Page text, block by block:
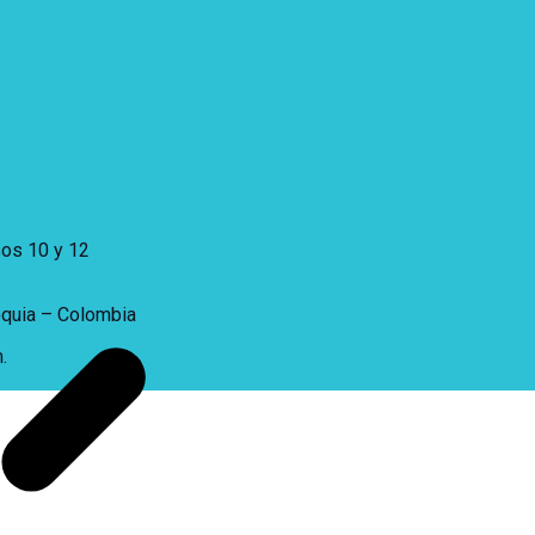
10 y 12
– Colombia